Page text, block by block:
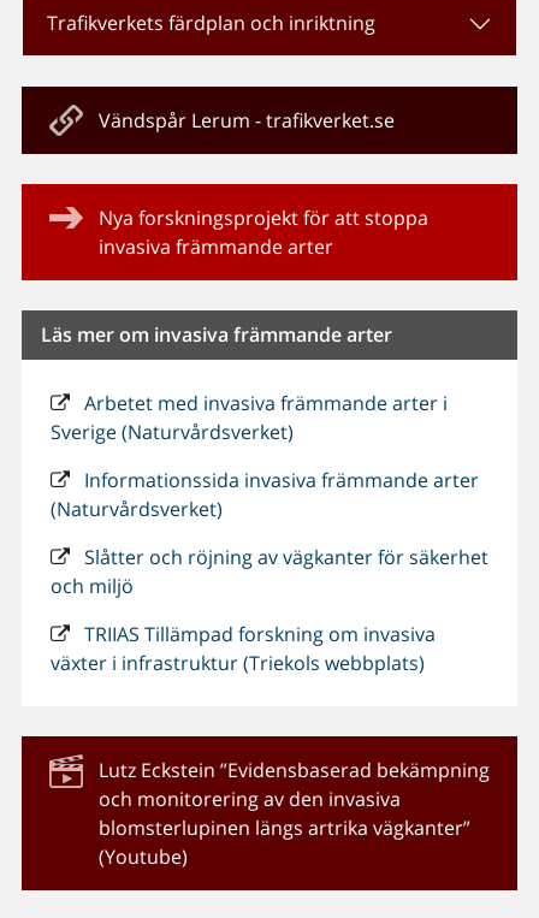
Trafikverkets färdplan och inriktning
Vändspår Lerum - trafikverket.se
Nya forskningsprojekt för att stoppa
invasiva främmande arter
Läs mer om invasiva främmande arter
Arbetet med invasiva främmande arter i
Sverige (Naturvårdsverket)
Informationssida invasiva främmande arter
(Naturvårdsverket)
Slåtter och röjning av vägkanter för säkerhet
och miljö
TRIIAS Tillämpad forskning om invasiva
växter i infrastruktur (Triekols webbplats)
Lutz Eckstein ”Evidensbaserad bekämpning
och monitorering av den invasiva
blomsterlupinen längs artrika vägkanter”
(Youtube)